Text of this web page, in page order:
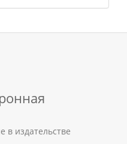
в издательстве